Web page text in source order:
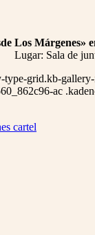
Los
Lugar: Sala de
type-grid.kb-
ac